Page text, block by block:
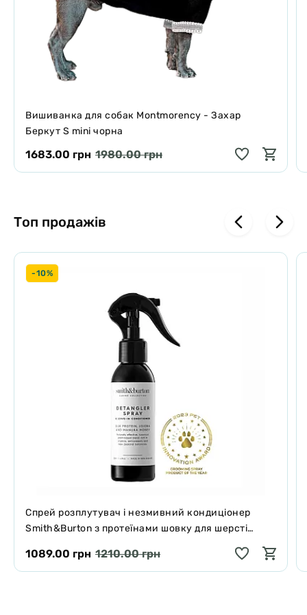
Вишиванка для собак Montmorency - Захар
Беркут S mini чорна
1683.00 грн 1980.00 грн
Топ продажів
-10%
Спрей розплутувач і незмивний кондиціонер
Smith&Burton з протеїнами шовку для шерсті
1089.00 грн 1210.00 грн